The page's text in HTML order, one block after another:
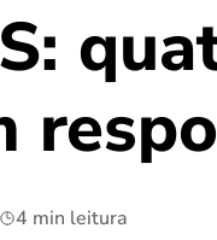
4 min leitura